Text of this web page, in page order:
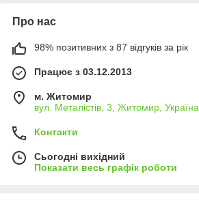
Про нас
98% позитивних з 87 відгуків за рік
Працює з 03.12.2013
м. Житомир
вул. Металістів, 3, Житомир, Україна
Контакти
Сьогодні вихідний
Показати весь графік роботи